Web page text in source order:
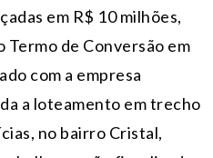
em R$ 10 milhões,
Termo de Conversão em
com a empresa
a loteamento em trecho
no bairro Cristal,